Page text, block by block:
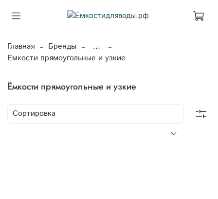
Главная Бренды
...
Ёмкости прямоугольные и узкие
Ёмкости прямоугольные и узкие